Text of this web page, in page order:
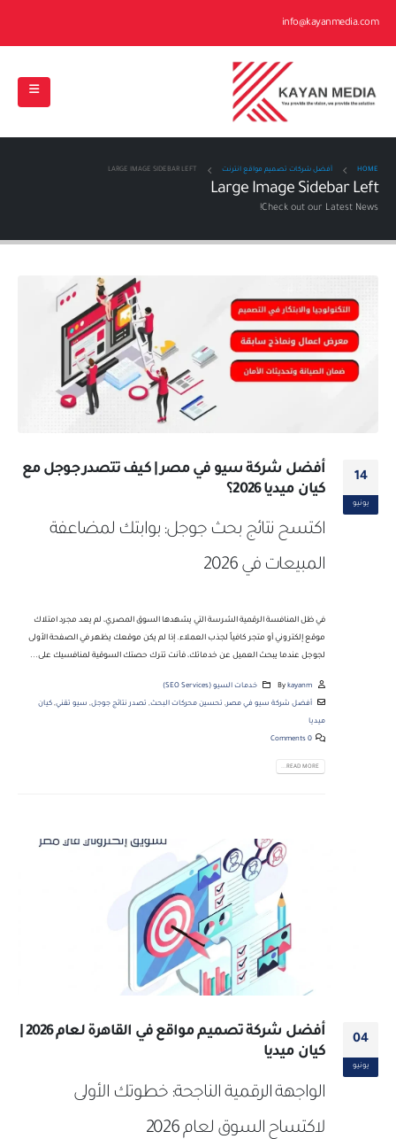
info@kayanmedia.com
HOME أفضل شركات تصميم مواقع انترنت LARGE IMAGE SIDEBAR LEFT
Large Image Sidebar Left
Check out our Latest News!
14
يونيو
أفضل شركة سيو في مصر | كيف تتصدر جوجل مع
كيان ميديا 2026؟
اكتسح نتائج بحث جوجل: بوابتك لمضاعفة
المبيعات في 2026
في ظل المنافسة الرقمية الشرسة التي يشهدها السوق المصري، لم يعد مجرد امتلاك
موقع إلكتروني أو متجر كافياً لجذب العملاء. إذا لم يكن موقعك يظهر في الصفحة الأولى
لجوجل عندما يبحث العميل عن خدماتك، فأنت تترك حصتك السوقية لمنافسيك على...
By kayanm خدمات السيو (SEO Services)
أفضل شركة سيو في مصر, تحسين محركات البحث, تصدر نتائج جوجل, سيو تقني, كيان
ميديا
0 Comments
READ MORE...
04
يونيو
كيان ميديا
الواجهة الرقمية الناجحة: خطوتك الأولى
لاكتساح السوق لعام 2026